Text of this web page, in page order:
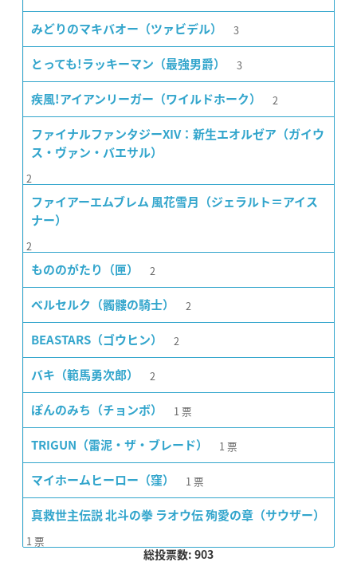
みどりのマキバオー（ツァビデル） 3
とっても!ラッキーマン（最強男爵） 3
疾風!アイアンリーガー（ワイルドホーク） 2
ファイナルファンタジーXIV：新生エオルゼア（ガイウ
ス・ヴァン・バエサル）
2
ファイアーエムブレム 風花雪月（ジェラルト＝アイス
ナー）
2
もののがたり（匣） 2
ベルセルク（髑髏の騎士） 2
BEASTARS（ゴウヒン） 2
バキ（範馬勇次郎） 2
ぽんのみち（チョンボ） 1 票
TRIGUN（雷泥・ザ・ブレード） 1 票
マイホームヒーロー（窪） 1 票
真救世主伝説 北斗の拳 ラオウ伝 殉愛の章（サウザー）
1 票
総投票数: 903